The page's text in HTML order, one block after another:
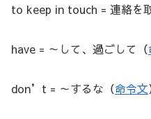
to keep in touch = 連絡を
have = ～して、過ごして（
don’t = ～するな（命令文